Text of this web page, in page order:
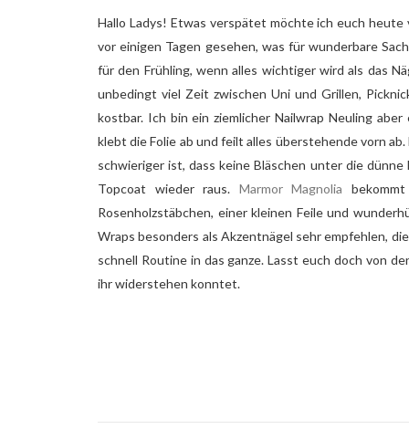
Hallo Ladys! Etwas verspätet möchte ich euch heute
vor einigen Tagen gesehen, was für wunderbare
für den Frühling, wenn alles wichtiger wird als das
unbedingt viel Zeit zwischen Uni und Grillen,
kostbar. Ich bin ein ziemlicher Nailwrap Neuling
klebt die Folie ab und feilt alles überstehende vorn
schwieriger ist, dass keine Bläschen unter die
Topcoat wieder raus. Marmor Magnolia
Rosenholzstäbchen, einer kleinen Feile und
Wraps besonders als Akzentnägel sehr empfehlen,
schnell Routine in das ganze. Lasst euch doch von
ihr widerstehen konntet.